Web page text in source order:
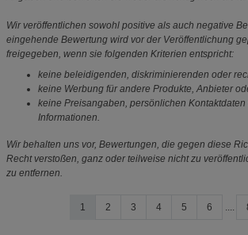
Wir veröffentlichen sowohl positive als auch negative
eingehende Bewertung wird vor der Veröffentlichung
freigegeben, wenn sie folgenden Kriterien entspricht:
keine beleidigenden, diskriminierenden oder
keine Werbung für andere Produkte, Anbieter
keine Preisangaben, persönlichen
Informationen.
Wir behalten uns vor, Bewertungen, die gegen diese
Recht verstoßen, ganz oder teilweise nicht zu
zu entfernen.
1 2 3 4 5 6 ....